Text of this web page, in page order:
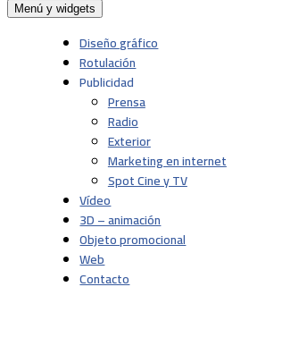
Abelaz
Agencia de publicidad de servicios plenos en
Pamplona, Navarra
Menú y widgets
Diseño gráfico
Rotulación
Publicidad
Prensa
Radio
Exterior
Marketing en internet
Spot Cine y TV
Vídeo
3D – animación
Objeto promocional
Web
Contacto